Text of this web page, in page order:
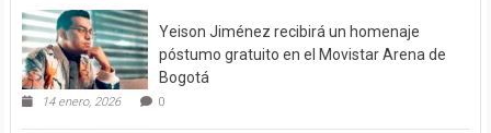
Yeison Jiménez recibirá un homenaje
póstumo gratuito en el Movistar Arena de
Bogotá
14 enero, 2026 0